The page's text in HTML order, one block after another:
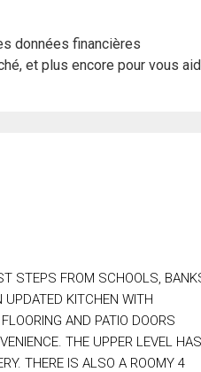
données financières
et plus encore pour vous
STEPS FROM SCHOOLS,
UPDATED KITCHEN WITH
AND PATIO DOORS
THE UPPER LEVEL
THERE IS ALSO A ROOMY 4